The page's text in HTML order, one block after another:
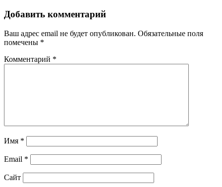
Добавить комментарий
Ваш адрес email не будет опубликован. Обязательные поля
помечены *
Комментарий *
Имя *
Email *
Сайт